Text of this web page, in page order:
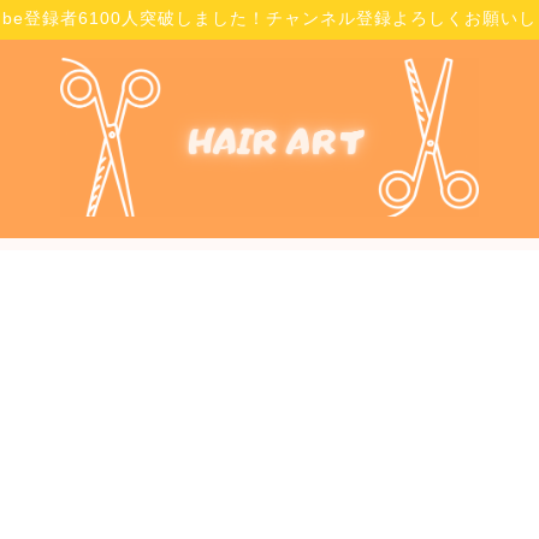
登録者6100人突破しました！チャンネル登録よろしくお願い